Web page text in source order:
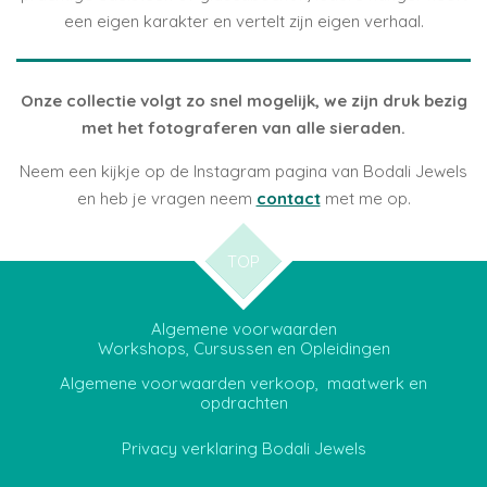
een eigen karakter en vertelt zijn eigen verhaal.
Onze collectie volgt zo snel mogelijk, we zijn druk bezig
met het fotograferen van alle sieraden.
Neem een kijkje op de Instagram pagina van Bodali Jewels
en heb je vragen neem contactmet me op.
TOP
Algemene voorwaarden
Workshops, Cursussen en Opleidingen
Algemene voorwaarden verkoop, maatwerk en
opdrachten
Privacy verklaring Bodali Jewels